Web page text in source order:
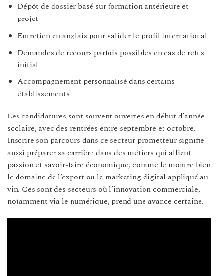
Dépôt de dossier basé sur formation antérieure et
projet
Entretien en anglais pour valider le profil international
Demandes de recours parfois possibles en cas de refus
initial
Accompagnement personnalisé dans certains
établissements
Les candidatures sont souvent ouvertes en début d’année
scolaire, avec des rentrées entre septembre et octobre.
Inscrire son parcours dans ce secteur prometteur signifie
aussi préparer sa carrière dans des métiers qui allient
passion et savoir-faire économique, comme le montre bien
le domaine de l’export ou le marketing digital appliqué au
vin. Ces sont des secteurs où l’innovation commerciale,
notamment via le numérique, prend une avance certaine.